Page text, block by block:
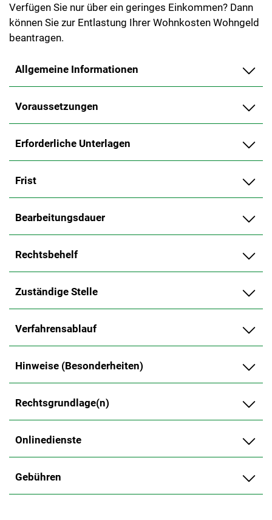
Verfügen Sie nur über ein geringes Einkommen? Dann
können Sie zur Entlastung Ihrer Wohnkosten Wohngeld
beantragen.
Allgemeine Informationen
Voraussetzungen
Erforderliche Unterlagen
Frist
Bearbeitungsdauer
Rechtsbehelf
Zuständige Stelle
Verfahrensablauf
Hinweise (Besonderheiten)
Rechtsgrundlage(n)
Onlinedienste
Gebühren